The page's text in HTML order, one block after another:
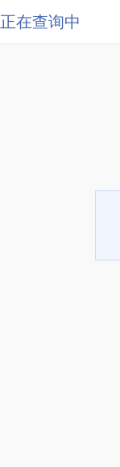
正在查询中